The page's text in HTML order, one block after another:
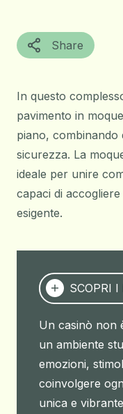
Share
In questo
pavimento in
piano, combinando
sicurezza. La
ideale per unire
capaci di
esigente.
SCOPRI
Un casinò non
un ambiente
emozioni,
coinvolgere
unica e